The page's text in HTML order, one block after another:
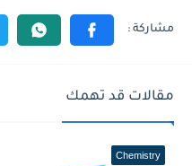
مقالات قد تهمك
Chemistry